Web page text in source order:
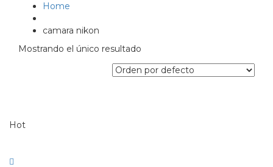
Home
camara nikon
Mostrando el único resultado
Hot